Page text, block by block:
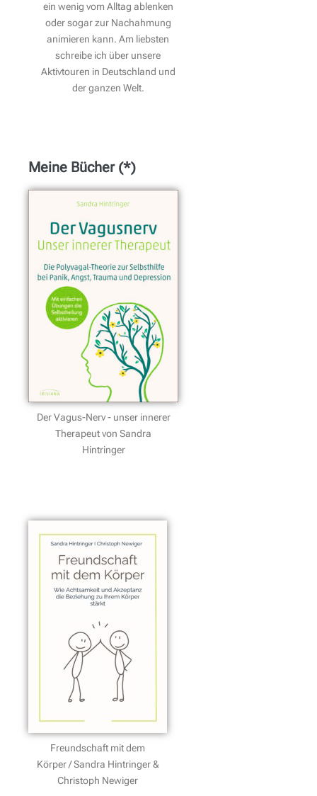
ein wenig vom Alltag ablenken
oder sogar zur Nachahmung
animieren kann. Am liebsten
schreibe ich über unsere
Aktivtouren in Deutschland und
der ganzen Welt.
Meine Bücher (*)
Der Vagus-Nerv - unser innerer
Therapeut von Sandra
Hintringer
Freundschaft mit dem
Körper / Sandra Hintringer &
Christoph Newiger